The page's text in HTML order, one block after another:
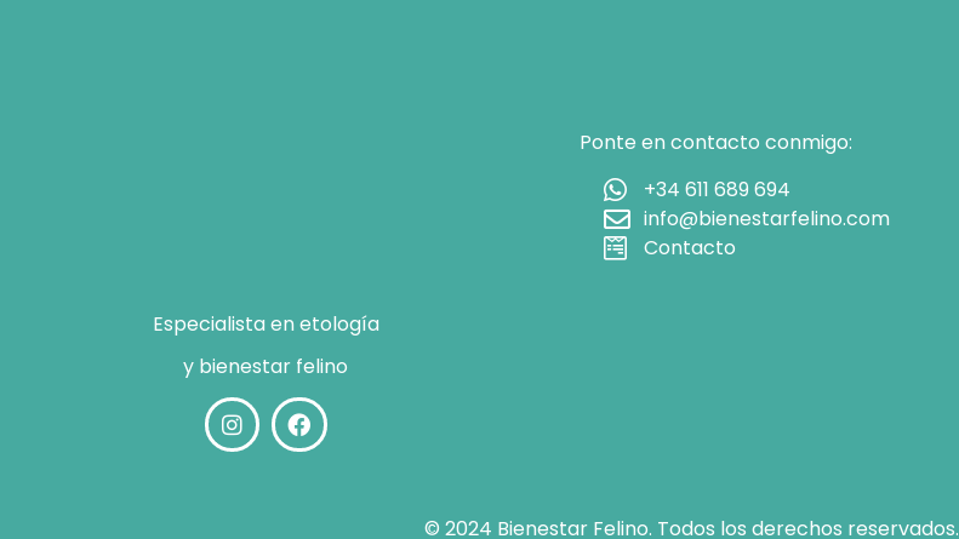
Especialista en etología
y bienestar felino
Ponte en contacto conmigo:
+34 611 689 694
info@bienestarfelino.com
Contacto
© 2024 Bienestar Felino. Todos los derechos reservados.